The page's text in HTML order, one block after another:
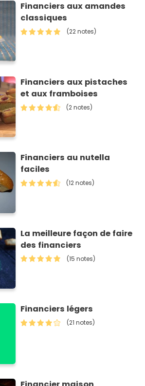
Financiers aux amandes
classiques
(22 notes)
Financiers aux pistaches
et aux framboises
(2 notes)
Financiers au nutella
faciles
(12 notes)
La meilleure façon de faire
des financiers
(15 notes)
Financiers légers
(21 notes)